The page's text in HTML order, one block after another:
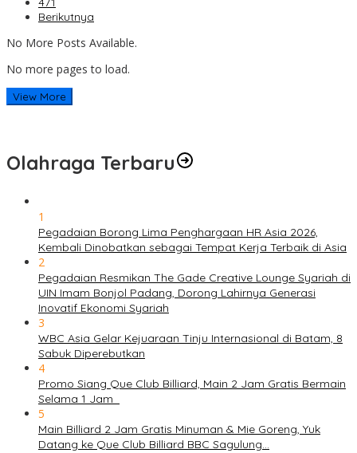
Berikutnya
No More Posts Available.
No more pages to load.
View More
Olahraga Terbaru
1
Pegadaian Borong Lima Penghargaan HR Asia 2026,
Kembali Dinobatkan sebagai Tempat Kerja Terbaik di Asia
2
Pegadaian Resmikan The Gade Creative Lounge Syariah di
UIN Imam Bonjol Padang, Dorong Lahirnya Generasi
Inovatif Ekonomi Syariah
3
WBC Asia Gelar Kejuaraan Tinju Internasional di Batam, 8
Sabuk Diperebutkan
4
Promo Siang Que Club Billiard, Main 2 Jam Gratis Bermain
Selama 1 Jam
5
Main Billiard 2 Jam Gratis Minuman & Mie Goreng, Yuk
Datang ke Que Club Billiard BBC Sagulung…